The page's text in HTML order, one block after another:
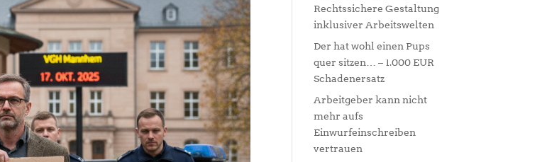
Rechtssichere Gestaltung
inklusiver Arbeitswelten
Der hat wohl einen Pups
quer sitzen… – 1.000 EUR
Schadenersatz
Arbeitgeber kann nicht
mehr aufs
Einwurfeinschreiben
vertrauen